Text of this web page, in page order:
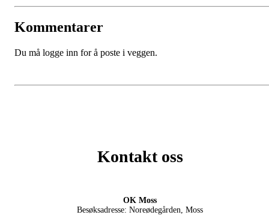
Kommentarer
Du må logge inn for å poste i veggen.
Kontakt oss
OK Moss
Besøksadresse: Noreødegården, Moss